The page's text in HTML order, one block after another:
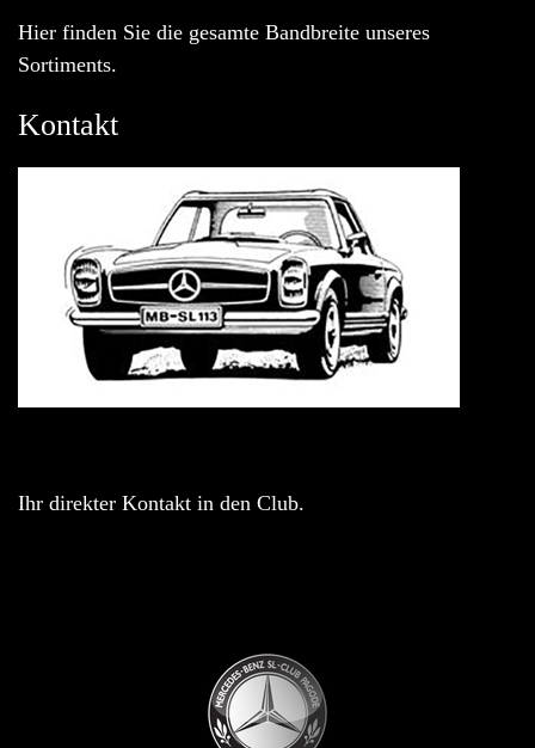
Hier finden Sie die gesamte Bandbreite unseres
Sortiments.
Kontakt
Ihr direkter Kontakt in den Club.